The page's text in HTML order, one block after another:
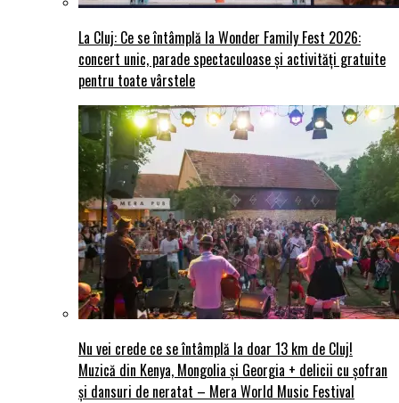
La Cluj: Ce se întâmplă la Wonder Family Fest 2026:
concert unic, parade spectaculoase și activități gratuite
pentru toate vârstele
Nu vei crede ce se întâmplă la doar 13 km de Cluj!
Muzică din Kenya, Mongolia și Georgia + delicii cu șofran
și dansuri de neratat – Mera World Music Festival